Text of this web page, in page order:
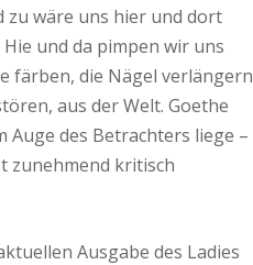
zu wäre uns hier und dort
und da pimpen wir uns
färben, die Nägel verlängern
aus der Welt. Goethe
Auge des Betrachters liege –
zunehmend kritisch
Ausgabe des Ladies